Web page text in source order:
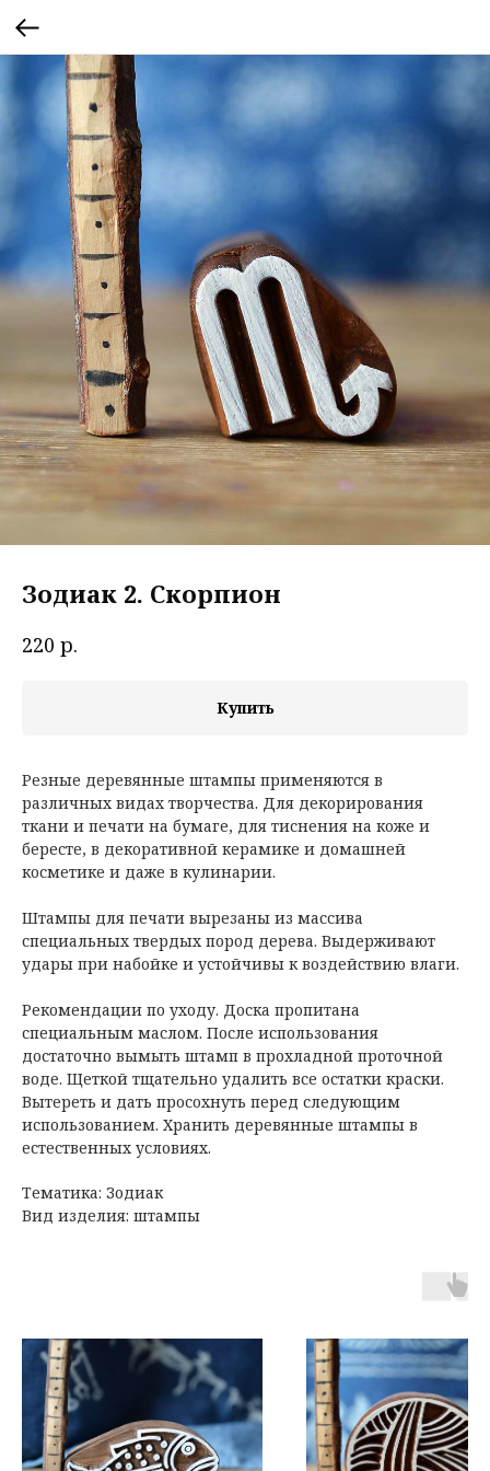
Зодиак 2. Скорпион
220 р.
Купить
Резные деревянные штампы применяются в
различных видах творчества. Для декорирования
ткани и печати на бумаге, для тиснения на коже и
бересте, в декоративной керамике и домашней
косметике и даже в кулинарии.
Штампы для печати вырезаны из массива
специальных твердых пород дерева. Выдерживают
удары при набойке и устойчивы к воздействию влаги.
Рекомендации по уходу. Доска пропитана
специальным маслом. После использования
достаточно вымыть штамп в прохладной проточной
воде. Щеткой тщательно удалить все остатки краски.
Вытереть и дать просохнуть перед следующим
использованием. Хранить деревянные штампы в
естественных условиях.
Тематика: Зодиак
Вид изделия: штампы